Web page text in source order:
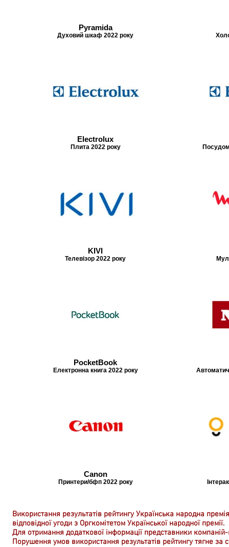
Pyramida
Духовий шкаф 2022 року
Electrolux
Плита 2022 року
KIVI
Телевізор 2022 року
PocketBook
Електронна книга 2022 року
Canon
Принтери/бфп 2022 року
Використання результатів рейтингу Українська народна
відповідної угоди з Оргкомітетом Української народної премії.
Для отримання додаткової інформації представники
Порушення умов використання результатів рейтингу тягне за